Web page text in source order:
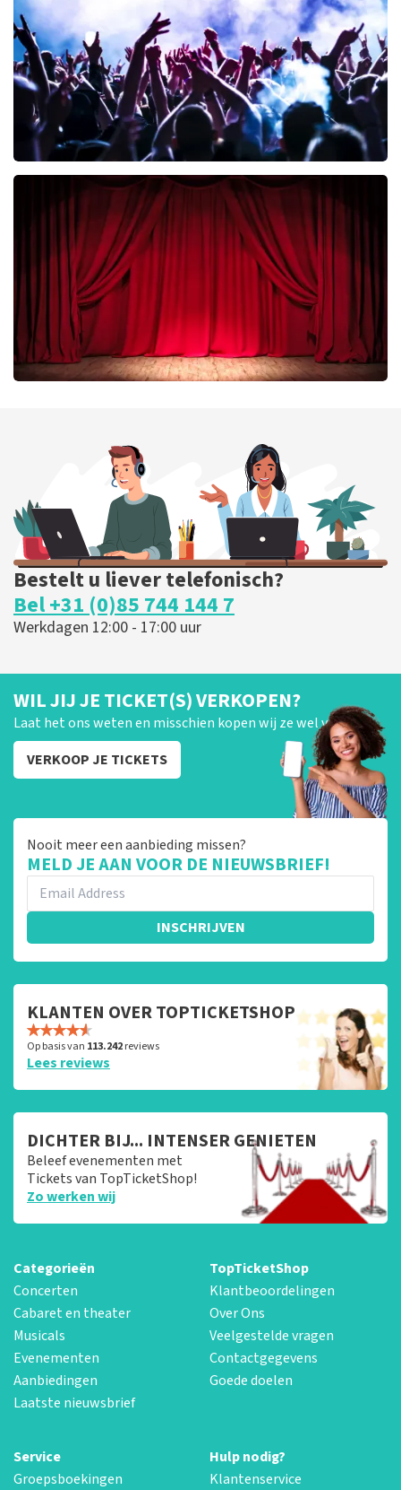
BESTEL NU
Megadeth
laatste 30 minuten
BESTEL NU
BESTEL NU
Bestelt u liever telefonisch?
Bel +31 (0)85 744 144 7
Werkdagen 12:00 - 17:00 uur
WIL JIJ JE TICKET(S) VERKOPEN?
Laat het ons weten en misschien kopen wij ze wel van je!
VERKOOP JE TICKETS
Nooit meer een aanbieding missen?
MELD JE AAN VOOR DE NIEUWSBRIEF!
INSCHRIJVEN
KLANTEN OVER TOPTICKETSHOP
Op basis van 113.242reviews
Lees reviews
DICHTER BIJ... INTENSER GENIETEN
Beleef evenementen met
Tickets van TopTicketShop!
Zo werken wij
Categorieën
Concerten
Cabaret en theater
Musicals
Evenementen
Aanbiedingen
Laatste nieuwsbrief
TopTicketShop
Klantbeoordelingen
Over Ons
Veelgestelde vragen
Contactgegevens
Goede doelen
Service
Groepsboekingen
Hulp nodig?
Klantenservice